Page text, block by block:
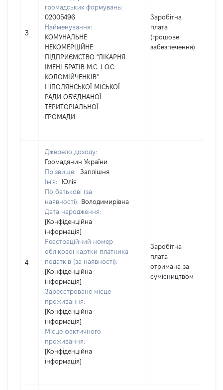
3
громадських формувань:
02005496
Найменування:
КОМУНАЛЬНЕ
НЕКОМЕРЦІЙНЕ
ПІДПРИЄМСТВО "ЛІКАРНЯ
ІМЕНІ БРАТІВ М.С. І О.С.
КОЛОМІЙЧЕНКІВ"
ШПОЛЯНСЬКОЇ МІСЬКОЇ
РАДИ ОБ'ЄДНАНОЇ
ТЕРИТОРІАЛЬНОЇ
ГРОМАДИ
Заробітна
плата
(грошове
забезпечення)
4
Джерело доходу:
Громадянин України
Прізвище:
Заплішня
Ім'я:
Юлія
По батькові (за
наявності): Володимирівна
Дата народження:
[Конфіденційна
інформація]
Реєстраційний номер
облікової картки платника
податків (за наявності):
[Конфіденційна
інформація]
Зареєстроване місце
проживання:
[Конфіденційна
інформація]
Місце фактичного
проживання:
[Конфіденційна
інформація]
Заробітна
плата
отримана за
сумісництвом